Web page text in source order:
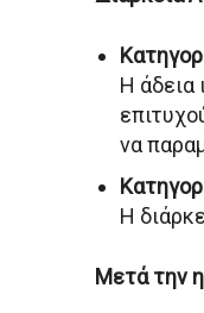
Η άδεια
να
Η
Μετά την